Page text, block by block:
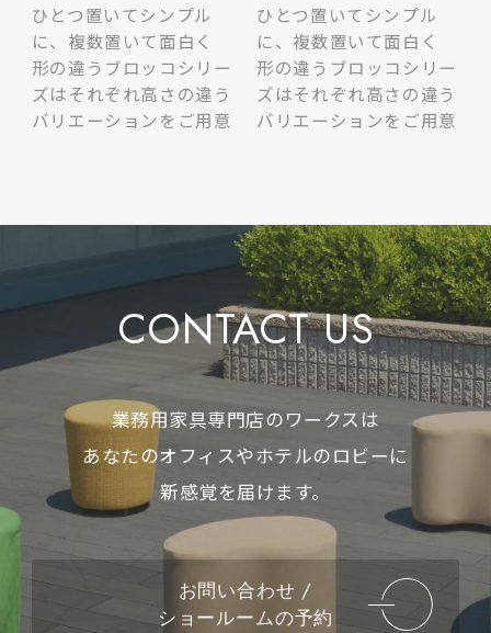
ひとつ置いてシンプル
に、複数置いて面白く
形の違うブロッコシリー
ズはそれぞれ高さの違う
バリエーションをご用意
ひとつ置いてシンプル
に、複数置いて面白く
形の違うブロッコシリー
ズはそれぞれ高さの違う
バリエーションをご用意
CONTACT US
業務用家具専門店のワークスは
あなたのオフィスやホテルのロビーに
新感覚を届けます。
お問い合わせ /
ショールームの予約